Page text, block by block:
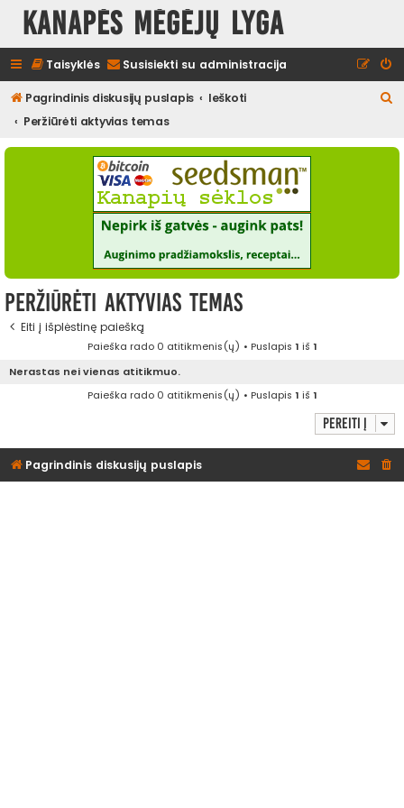
Kanapės mėgėjų lyga
Taisyklės Susisiekti su administracija
Pagrindinis diskusijų puslapis
Ieškoti
Peržiūrėti aktyvias temas
š
Peržiūrėti aktyvias temas
Eiti į išplėstinę paiešką
Paieška rado 0 atitikmenis(ų) • Puslapis 1 iš 1
Nerastas nei vienas atitikmuo.
Paieška rado 0 atitikmenis(ų) • Puslapis 1 iš 1
Pereiti į
Pagrindinis diskusijų puslapis